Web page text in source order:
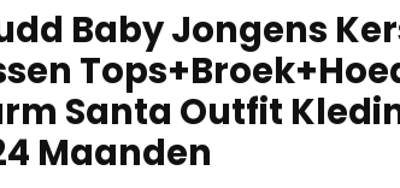
Baby Jongens
Santa Outfit
Maanden